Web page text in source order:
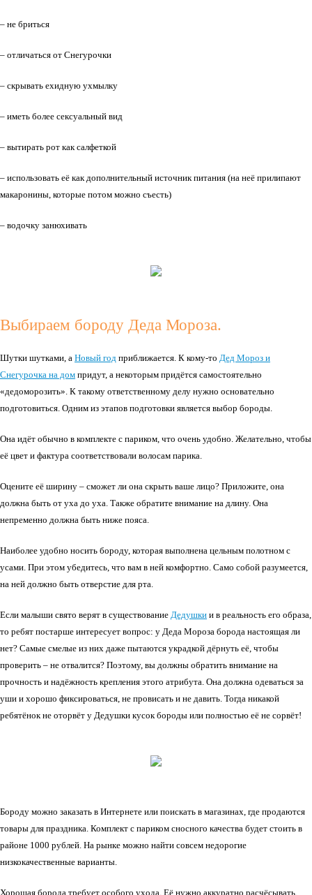
– не бриться
– отличаться от Снегурочки
– скрывать ехидную ухмылку
– иметь более сексуальный вид
– вытирать рот как салфеткой
– использовать её как дополнительный источник питания (на неё прилипают
макаронины, которые потом можно съесть)
– водочку занюхивать
Выбираем бороду Деда Мороза.
Шутки шутками, а Новый год приближается. К кому-то Дед Мороз и
Снегурочка на дом придут, а некоторым придётся самостоятельно
«дедоморозить». К такому ответственному делу нужно основательно
подготовиться. Одним из этапов подготовки является выбор бороды.
Она идёт обычно в комплекте с париком, что очень удобно. Желательно, чтобы
её цвет и фактура соответствовали волосам парика.
Оцените её ширину – сможет ли она скрыть ваше лицо? Приложите, она
должна быть от уха до уха. Также обратите внимание на длину. Она
непременно должна быть ниже пояса.
Наиболее удобно носить бороду, которая выполнена цельным полотном с
усами. При этом убедитесь, что вам в ней комфортно. Само собой разумеется,
на ней должно быть отверстие для рта.
Если малыши свято верят в существование Дедушки и в реальность его образа,
то ребят постарше интересует вопрос: у Деда Мороза борода настоящая ли
нет? Самые смелые из них даже пытаются украдкой дёрнуть её, чтобы
проверить – не отвалится? Поэтому, вы должны обратить внимание на
прочность и надёжность крепления этого атрибута. Она должна одеваться за
уши и хорошо фиксироваться, не провисать и не давить. Тогда никакой
ребятёнок не оторвёт у Дедушки кусок бороды или полностью её не сорвёт!
Бороду можно заказать в Интернете или поискать в магазинах, где продаются
товары для праздника. Комплект с париком сносного качества будет стоить в
районе 1000 рублей. На рынке можно найти совсем недорогие
низкокачественные варианты.
Хорошая борода требует особого ухода. Её нужно аккуратно расчёсывать,